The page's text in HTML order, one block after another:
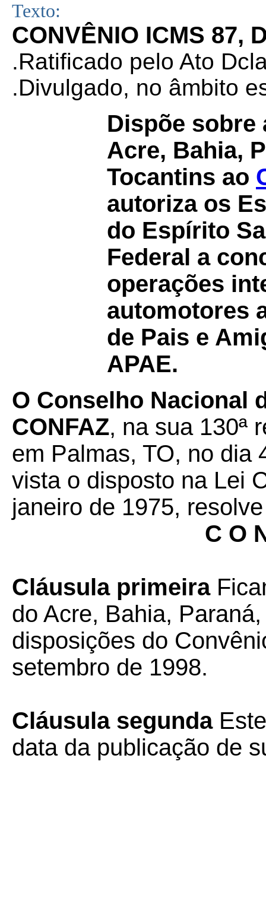
Texto:
CONVÊNIO ICMS 87,
.Ratificado pelo Ato
.Divulgado, no âmbito
Dispõe sobre
Acre, Bahia,
Tocantins ao
autoriza os
do Espírito
Federal a
operações
automotores
de Pais e
APAE.
O Conselho Nacional
CONFAZ, na sua 130ª
em Palmas, TO, no dia
vista o disposto na Lei
janeiro de 1975,
C O
Cláusula primeira
do Acre, Bahia,
disposições do
setembro de 1998.
Cláusula segunda
data da publicação de